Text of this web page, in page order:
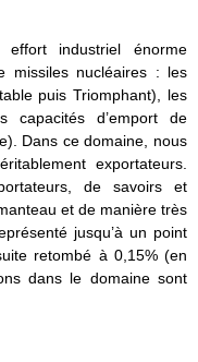
industriel énorme
missiles nucléaires : les
puis Triomphant), les
capacités d’emport de
Dans ce domaine, nous
exportateurs.
de savoirs et
et de manière très
jusqu’à un point
retombé à 0,15% (en
dans le domaine sont